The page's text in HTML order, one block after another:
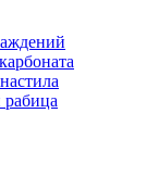
рабица